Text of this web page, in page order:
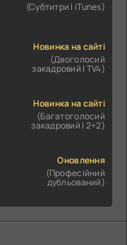
(Субтитри | iTunes)
Новинка на сайті
(Двоголосий
закадровий | TV4)
Новинка на сайті
(Багатоголосий
закадровий | 2+2)
Оновлення
(Професійний
дубльований)